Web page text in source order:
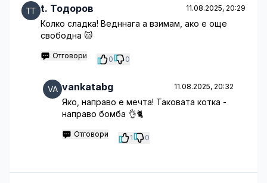
t. Тодоров 11.08.2025, 20:29
Колко сладка! Ведннага а взимам, ако е още
свободна 🐱
Отговори 0 0
vankatabg 11.08.2025, 20:32
Яко, направо е мечта! Таковата котка -
направо бомба 👌🐈
Отговори 1 0